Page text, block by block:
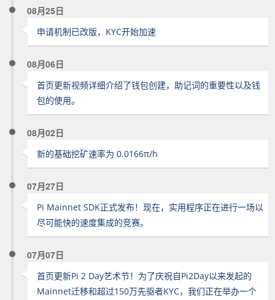
08月25日
申请机制已改版，KYC开始加速
08月06日
首页更新视频详细介绍了钱包创建，助记词的重要性以及钱
包的使用。
08月02日
新的基础挖矿速率为 0.0166π/h
07月27日
Pi Mainnet SDK正式发布！现在，实用程序正在进行一场以
尽可能快的速度集成的竞赛。
07月07日
首页更新Pi 2 Day艺术节！为了庆祝自Pi2Day以来发起的
Mainnet迁移和超过150万先驱者KYC，我们正在举办一个